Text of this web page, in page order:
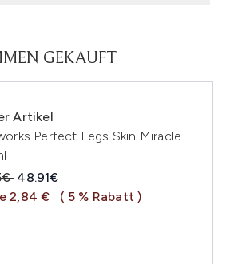
GEKAUFT
Artikel
Perfect Legs Skin Miracle
Preisempfehlung:
Aktueller Preis:
48.91€
2,84 €
( 5 % Rabatt )